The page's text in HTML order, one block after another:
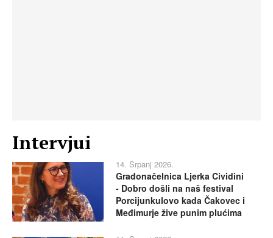
Intervjui
14. Srpanj 2026.
Gradonačelnica Ljerka Cividini
- Dobro došli na naš festival
Porcijunkulovo kada Čakovec i
Međimurje žive punim plućima